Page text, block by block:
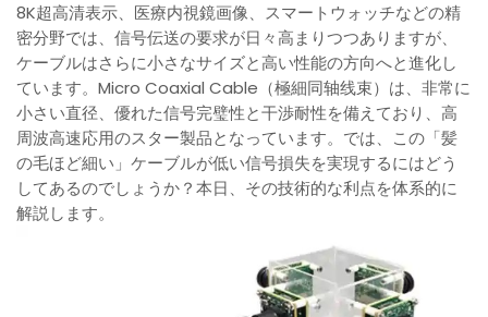
8K超高清表示、医療内視鏡画像、スマートウォッチなどの精
密分野では、信号伝送の要求が日々高まりつつありますが、
ケーブルはさらに小さなサイズと高い性能の方向へと進化し
ています。Micro Coaxial Cable（極細同轴线束）は、非常に
小さい直径、優れた信号完璧性と干渉耐性を備えており、高
周波高速応用のスター製品となっています。では、この「髪
の毛ほど細い」ケーブルが低い信号損失を実現するにはどう
してあるのでしょうか？本日、その技術的な利点を体系的に
解説します。